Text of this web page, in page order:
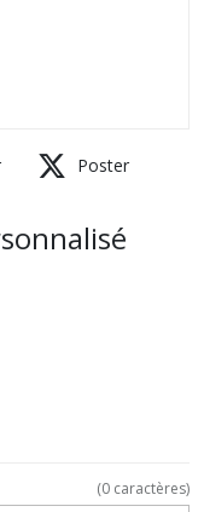
Poster
(0 caractères)